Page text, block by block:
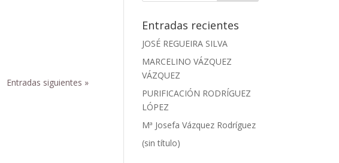
Entradas siguientes »
Entradas recientes
JOSÉ REGUEIRA SILVA
MARCELINO VÁZQUEZ
VÁZQUEZ
PURIFICACIÓN RODRÍGUEZ
LÓPEZ
Mª Josefa Vázquez Rodríguez
(sin título)